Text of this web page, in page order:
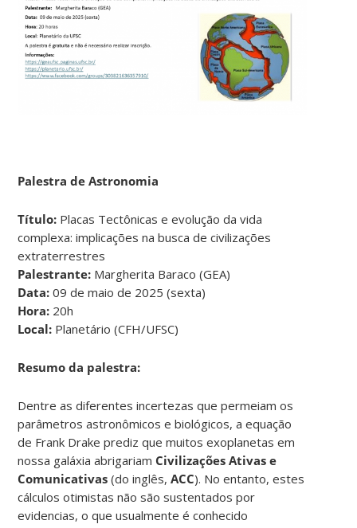
Palestra de Astronomia
Título: Placas Tectônicas e evolução da vida
complexa: implicações na busca de civilizações
extraterrestres
Palestrante: Margherita Baraco (GEA)
Data: 09 de maio de 2025 (sexta)
Hora: 20h
Local: Planetário (CFH/UFSC)
Resumo da palestra:
Dentre as diferentes incertezas que permeiam os
parâmetros astronômicos e biológicos, a equação
de Frank Drake prediz que muitos exoplanetas em
nossa galáxia abrigariam Civilizações Ativas e
Comunicativas(do inglês,ACC). No entanto, estes
cálculos otimistas não são sustentados por
evidencias, o que usualmente é conhecido